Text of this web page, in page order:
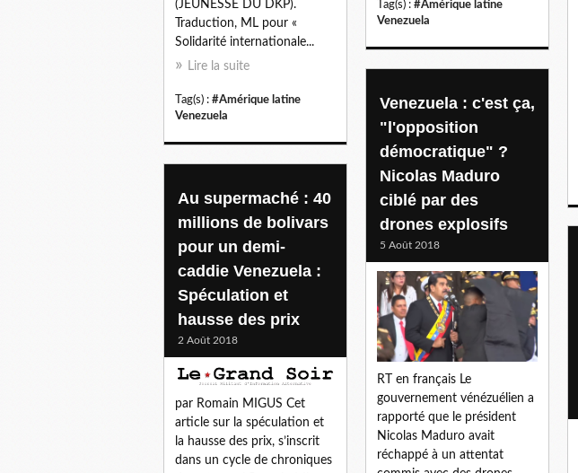
Tag(s) : #Amérique latine
Venezuela
(JEUNESSE DU DKP).
Traduction, ML pour «
Solidarité internationale...
Lire la suite
Tag(s) : #Amérique latine
Venezuela
Venezuela : c'est ça,
"l'opposition
démocratique" ?
Nicolas Maduro
ciblé par des
drones explosifs
5 Août 2018
RT en français Le
gouvernement vénézuélien a
rapporté que le président
Nicolas Maduro avait
réchappé à un attentat
Au supermaché : 40
millions de bolivars
pour un demi-
caddie Venezuela :
Spéculation et
hausse des prix
2 Août 2018
par Romain MIGUS Cet
article sur la spéculation et
la hausse des prix, s’inscrit
dans un cycle de chroniques